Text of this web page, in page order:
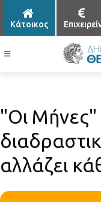
Κάτοικος
"Οι Μήνες"
αλλάζει